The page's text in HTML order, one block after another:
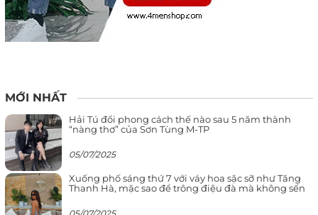
MỚI NHẤT
Hải Tú đổi phong cách thế nào sau 5 năm thành
“nàng thơ” của Sơn Tùng M-TP
05/07/2025
Xuống phố sáng thứ 7 với váy hoa sặc sỡ như Tăng
Thanh Hà, mặc sao để trông điệu đà mà không sến